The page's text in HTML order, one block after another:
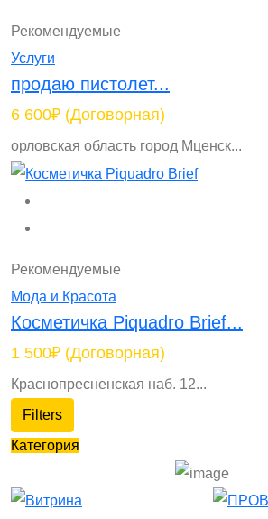
Рекомендуемые
Услуги
продаю пистолет...
6 600₽ (Договорная)
орловская область город Мценск...
Рекомендуемые
Мода и Красота
Косметичка Piquadro Brief...
1 500₽ (Договорная)
Краснопресненская наб. 12...
Filters
Категория